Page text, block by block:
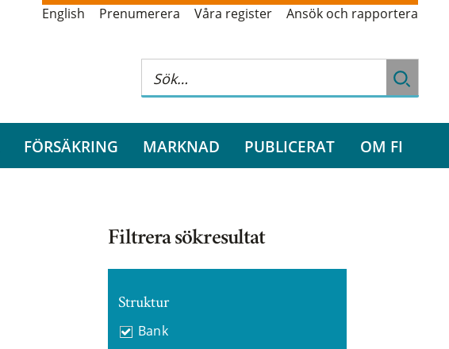
English Prenumerera Våra register Ansök och rapportera
FÖRSÄKRING MARKNAD PUBLICERAT OM FI
Filtrera sökresultat
Struktur
Bank